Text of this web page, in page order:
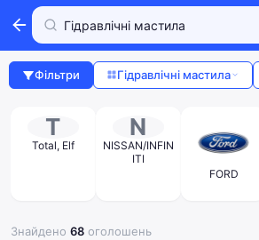
Фільтри Гідравлічні мастила
T
Total, Elf
N
NISSAN/INFIN
ITI
FORD
Знайдено 68 оголошень